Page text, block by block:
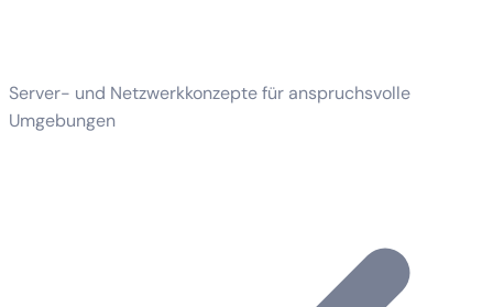
Server- und Netzwerkkonzepte für anspruchsvolle
Umgebungen